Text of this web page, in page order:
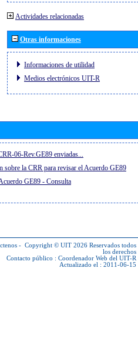
Actividades relacionadas
Otras informaciones
Informaciones de utilidad
Medios electrónicos UIT-R
06-Rev.GE89 enviadas...
sobre la CRR para revisar el Acuerdo GE89
GE89 - Consulta
- Copyright © UIT 2026 Reservados todos
los derechos
Contacto público : Coordenador Web del UIT-R
Actualizado el : 2011-06-15